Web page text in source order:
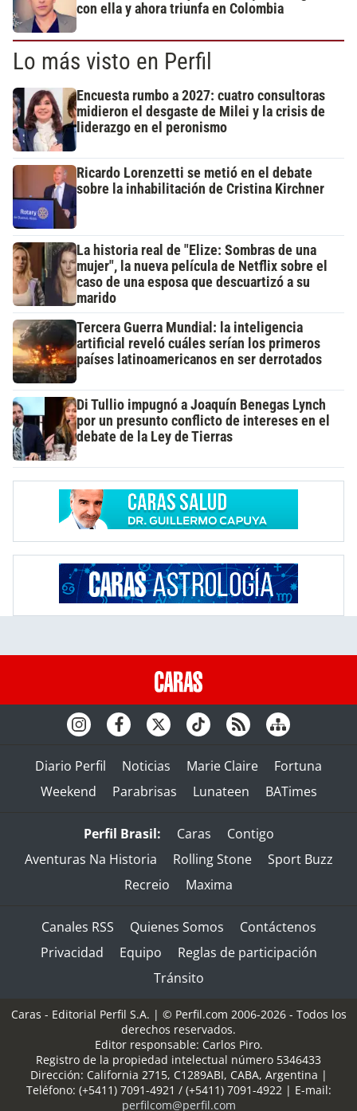
con ella y ahora triunfa en Colombia
Lo más visto en Perfil
Encuesta rumbo a 2027: cuatro consultoras
midieron el desgaste de Milei y la crisis de
liderazgo en el peronismo
Ricardo Lorenzetti se metió en el debate
sobre la inhabilitación de Cristina Kirchner
La historia real de "Elize: Sombras de una
mujer", la nueva película de Netflix sobre el
caso de una esposa que descuartizó a su
marido
Tercera Guerra Mundial: la inteligencia
artificial reveló cuáles serían los primeros
países latinoamericanos en ser derrotados
Di Tullio impugnó a Joaquín Benegas Lynch
por un presunto conflicto de intereses en el
debate de la Ley de Tierras
Diario Perfil Noticias Marie Claire
Fortuna
Weekend
Parabrisas Lunateen BATimes
Perfil Brasil: Caras
Contigo
Aventuras Na Historia
Rolling Stone
Sport Buzz
Recreio
Maxima
Canales RSS Quienes Somos
Contáctenos
Privacidad
Equipo
Reglas de participación
Tránsito
Caras - Editorial Perfil S.A. | © Perfil.com 2006-2026 - Todos los
derechos reservados.
Editor responsable: Carlos Piro.
Registro de la propiedad intelectual número 5346433
Dirección: California 2715, C1289ABI, CABA, Argentina |
Teléfono: (+5411) 7091-4921 / (+5411) 7091-4922| E-mail:
perfilcom@perfil.com